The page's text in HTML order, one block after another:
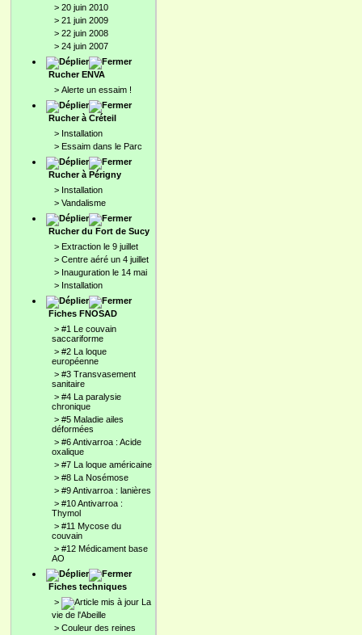
> 20 juin 2010
> 21 juin 2009
> 22 juin 2008
> 24 juin 2007
Rucher ENVA
> Alerte un essaim !
Rucher à Créteil
> Installation
> Essaim dans le Parc
Rucher à Périgny
> Installation
> Vandalisme
Rucher du Fort de Sucy
> Extraction le 9 juillet
> Centre aéré un 4 juillet
> Inauguration le 14 mai
> Installation
Fiches FNOSAD
> #1 Le couvain
saccariforme
> #2 La loque
européenne
> #3 Transvasement
sanitaire
> #4 La paralysie
chronique
> #5 Maladie ailes
déformées
> #6 Antivarroa : Acide
oxalique
> #7 La loque américaine
> #8 La Nosémose
> #9 Antivarroa : lanières
> #10 Antivarroa :
Thymol
> #11 Mycose du
couvain
> #12 Médicament base
AO
Fiches techniques
>
La
vie de l'Abeille
> Couleur des reines